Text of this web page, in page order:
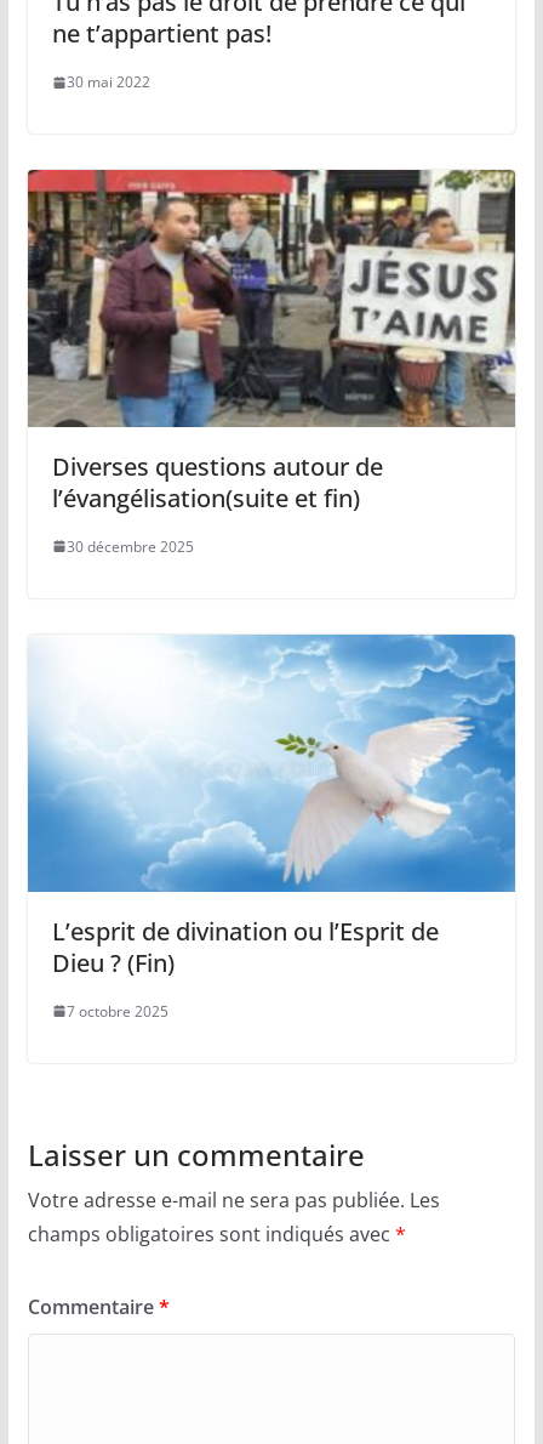
ne t’appartient pas!
30 mai 2022
Diverses questions autour de
l’évangélisation(suite et fin)
30 décembre 2025
L’esprit de divination ou l’Esprit de
Dieu ? (Fin)
7 octobre 2025
Laisser un commentaire
Votre adresse e-mail ne sera pas publiée. Les
champs obligatoires sont indiqués avec *
Commentaire*